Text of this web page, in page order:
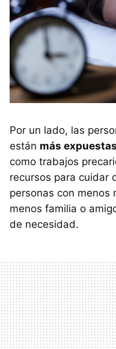
Por un lado, las
están más
como trabajos
recursos para cuidar
personas con menos
menos familia o
de necesidad.